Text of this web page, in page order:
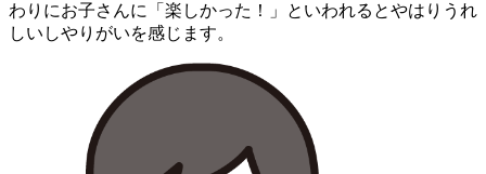
わりにお子さんに「楽しかった！」といわれるとやはりうれ
しいしやりがいを感じます。